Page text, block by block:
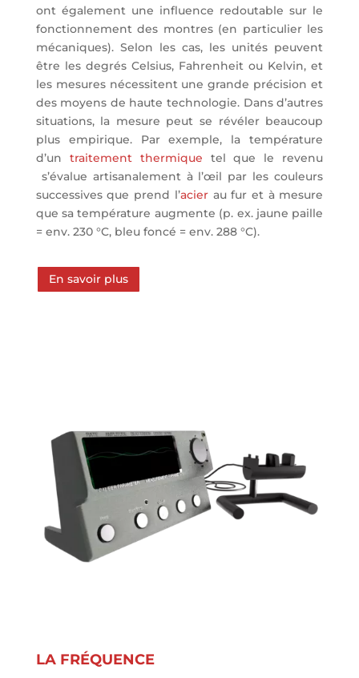
ont également une influence redoutable sur le
fonctionnement des montres (en particulier les
mécaniques). Selon les cas, les unités peuvent
être les degrés Celsius, Fahrenheit ou Kelvin, et
les mesures nécessitent une grande précision et
des moyens de haute technologie. Dans d’autres
situations, la mesure peut se révéler beaucoup
plus empirique. Par exemple, la température
d’un traitement thermique tel que le revenu
s’évalue artisanalement à l’œil par les couleurs
successives que prend l’acierau fur et à mesure
que sa température augmente (p. ex. jaune paille
= env. 230 °C, bleu foncé = env. 288 °C).
En savoir plus
LA FRÉQUENCE